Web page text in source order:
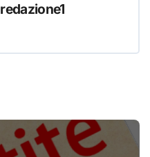
redazione1